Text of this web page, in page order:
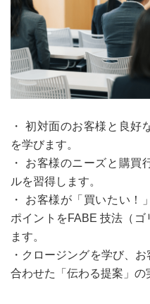
・ 初対面のお客様と良好
を学びます。
・ お客様のニーズと購買
ルを習得します。
・ お客様が「買いたい！
ポイントをFABE 技法（
ます。
・クロージングを学び、
合わせた「伝わる提案」の